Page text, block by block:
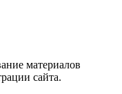
материалов
сайта.